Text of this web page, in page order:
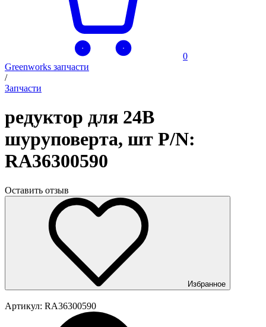
0
Greenworks запчасти
/
Запчасти
редуктор для 24В
шуруповерта, шт P/N:
RA36300590
Оставить отзыв
Избранное
Артикул: RA36300590